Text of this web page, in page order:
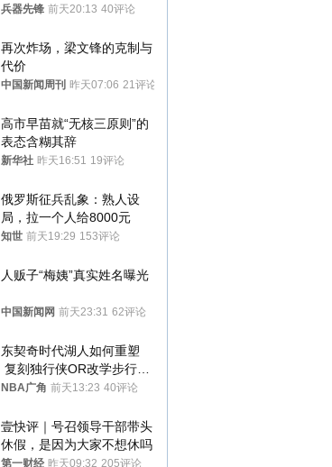
季前求和？
兵器先锋 前天20:13 40评论
再次炸场，梁文锋的克制与
代价
中国新闻周刊 昨天07:06 21评论
高市早苗就“无核三原则”的
表态含糊其辞
新华社 昨天16:51 19评论
俄罗斯征兵乱象：熟人设
局，拉一个人给8000元
知世 前天19:29 153评论
人贩子“梅姨”真实姓名曝光
中国新闻网 前天23:31 62评论
东契奇时代湖人如何重塑
复刻独行侠OR改学步行
者？
NBA广角 前天13:23 40评论
壹快评｜号召领导干部带头
休假，是因为大家不想休吗
第一财经 昨天09:32 205评论